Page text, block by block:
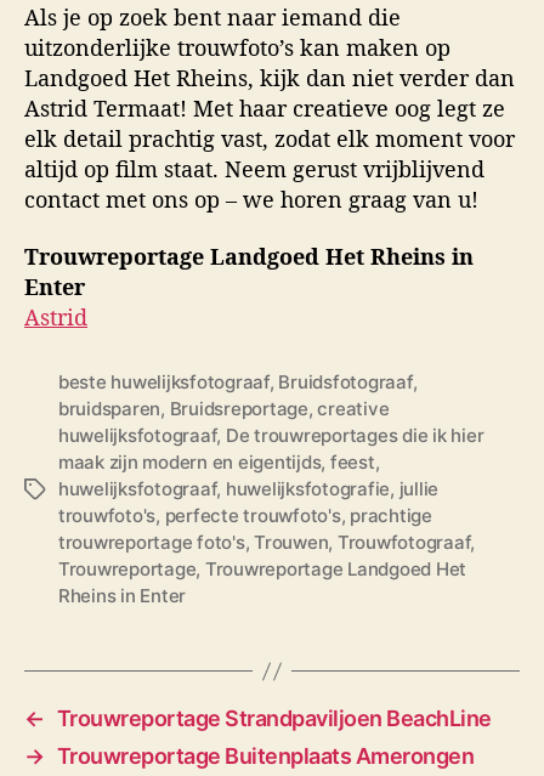
Als je op zoek bent naar iemand die
uitzonderlijke trouwfoto’s kan maken op
Landgoed Het Rheins, kijk dan niet verder dan
Astrid Termaat! Met haar creatieve oog legt ze
elk detail prachtig vast, zodat elk moment voor
altijd op film staat. Neem gerust vrijblijvend
contact met ons op – we horen graag van u!
Trouwreportage Landgoed Het Rheins in
Enter
Astrid
T
beste huwelijksfotograaf, Bruidsfotograaf,
bruidsparen, Bruidsreportage,creative
huwelijksfotograaf, De trouwreportages die ik hier
maak zijn modern en eigentijds, feest,
huwelijksfotograaf, huwelijksfotografie, jullie
trouwfoto's, perfecte trouwfoto's, prachtige
trouwreportage foto's,Trouwen, Trouwfotograaf,
Trouwreportage, Trouwreportage Landgoed Het
Rheins in Enter
← Trouwreportage Strandpaviljoen BeachLine
→ Trouwreportage Buitenplaats Amerongen